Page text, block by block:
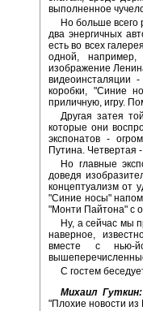
выполненное
Но больше всего
два энергичных
есть во всех
одной,
изображение
видеоинсталяции
коробки, "Синие
приличную, игру.
Другая затея
которые они
экспонатов -
Путина. Четвертая
Но главные
доведя
концептуализм от
"Синие носы"
"Монти Пайтона" с
Ну, а сейчас мы
наверное,
вместе с нью-
С гостем
Михаил Гуткин:
"Плохие новости из